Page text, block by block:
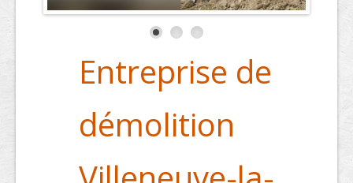
Entreprise de
démolition